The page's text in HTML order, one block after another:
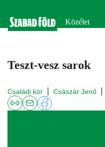
Közélet
Teszt-vesz sarok
Családi kör Császár Jenő